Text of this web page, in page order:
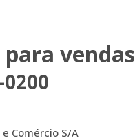
Comércio S/A